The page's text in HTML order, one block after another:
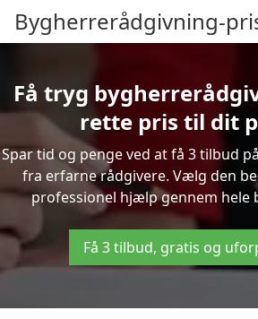
Bygherrerådgivning-
Få tryg
rette pris til dit
Spar tid og penge ved at få 3 tilbud
fra erfarne rådgivere. Vælg den
professionel hjælp gennem hele
Få 3 tilbud, gratis og